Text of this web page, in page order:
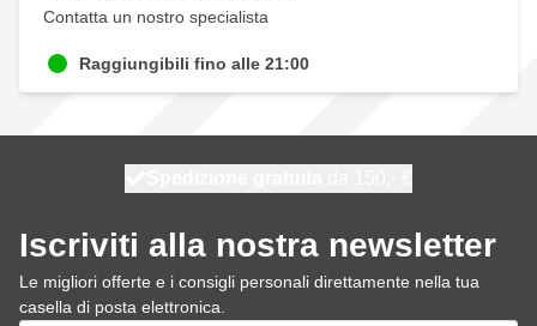
Contatta un nostro specialista
Raggiungibili fino alle 21:00
Iscriviti alla nostra newsletter
Le migliori offerte e i consigli personali direttamente nella tua
casella di posta elettronica.